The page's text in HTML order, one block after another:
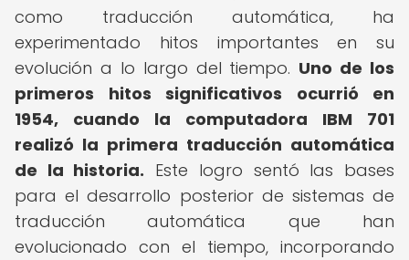
como traducción automática, ha
experimentado hitos importantes en su
evolución a lo largo del tiempo. Uno de los
primeros hitos significativos ocurrió en
1954, cuando la computadora IBM 701
realizó la primera traducción automática
de la historia. Este logro sentó las bases
para el desarrollo posterior de sistemas de
traducción automática que han
evolucionado con el tiempo, incorporando